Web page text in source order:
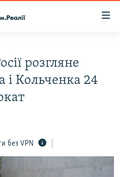
розгляне
і Кольченка 24
без VPN